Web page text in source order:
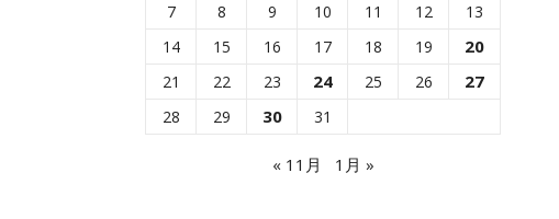
7
8 9 10 11 12
13
14
15 16 17 18 19 20
21 22 23 24 25 26 27
28 29 30 31
« 11月 1月 »